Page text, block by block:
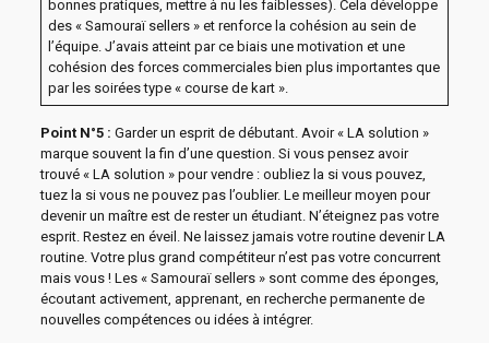
bonnes pratiques, mettre à nu les faiblesses). Cela développe
des « Samouraï sellers » et renforce la cohésion au sein de
l’équipe. J’avais atteint par ce biais une motivation et une
cohésion des forces commerciales bien plus importantes que
par les soirées type « course de kart ».
Point N°5 : Garder un esprit de débutant. Avoir « LA solution »
marque souvent la fin d’une question. Si vous pensez avoir
trouvé « LA solution » pour vendre : oubliez la si vous pouvez,
tuez la si vous ne pouvez pas l’oublier. Le meilleur moyen pour
devenir un maître est de rester un étudiant. N’éteignez pas votre
esprit. Restez en éveil. Ne laissez jamais votre routine devenir LA
routine. Votre plus grand compétiteur n’est pas votre concurrent
mais vous ! Les « Samouraï sellers » sont comme des éponges,
écoutant activement, apprenant, en recherche permanente de
nouvelles compétences ou idées à intégrer.